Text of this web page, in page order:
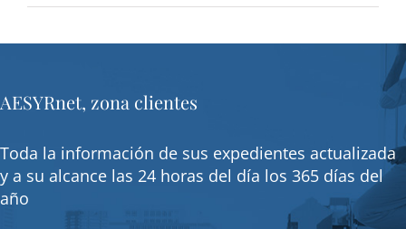
AESYRnet, zona clientes
Toda la información de sus expedientes actualizada
y a su alcance las 24 horas del día los 365 días del
año